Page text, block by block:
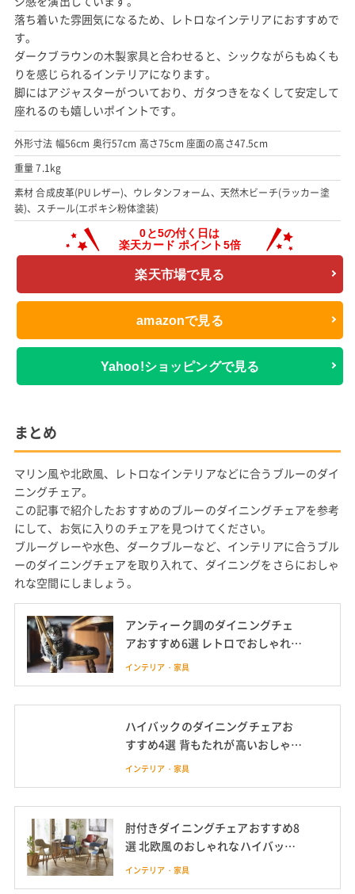
落ち着いた雰囲気になるため、レトロなインテリアにおすすめで
す。
ダークブラウンの木製家具と合わせると、シックながらもぬくも
りを感じられるインテリアになります。
脚にはアジャスターがついており、ガタつきをなくして安定して
座れるのも嬉しいポイントです。
外形寸法 幅56cm 奥行57cm 高さ75cm 座面の高さ47.5cm
重量 7.1kg
素材 合成皮革(PUレザー)、ウレタンフォーム、天然木ビーチ(ラッカー塗
装)、スチール(エポキシ粉体塗装)
楽天市場で見る
amazonで見る
Yahoo!ショッピングで見る
まとめ
マリン風や北欧風、レトロなインテリアなどに合うブルーのダイ
ニングチェア。
この記事で紹介したおすすめのブルーのダイニングチェアを参考
にして、お気に入りのチェアを見つけてください。
ブルーグレーや水色、ダークブルーなど、インテリアに合うブル
ーのダイニングチェアを取り入れて、ダイニングをさらにおしゃ
れな空間にしましょう。
アンティーク調のダイニングチェ
アおすすめ6選 レトロでおしゃれな
椅子を紹介
インテリア・家具
ハイバックのダイニングチェアお
すすめ4選 背もたれが高いおしゃれ
な椅子
インテリア・家具
肘付きダイニングチェアおすすめ8
選 北欧風のおしゃれなハイバック
チェアも
インテリア・家具